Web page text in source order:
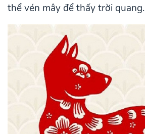
thể vén mây để thấy trời quang.